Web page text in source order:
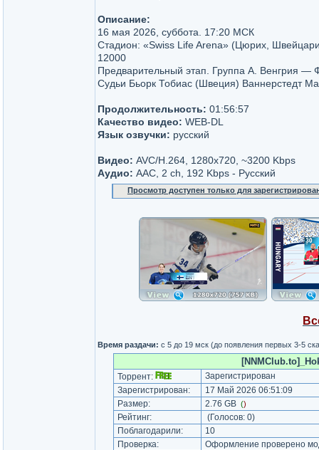
Описание:
16 мая 2026, суббота. 17:20 МСК
Стадион: «Swiss Life Arena» (Цюрих,
12000
Предварительный этап. Группа A. Венгрия —
Судьи Бьорк Тобиас (Швеция) Ваннерстедт
Продолжительность: 01:56:57
Качество видео: WEB-DL
Язык озвучки: русский
Видео: AVC/H.264, 1280x720, ~3200 Kbps
Аудио: AAC, 2 ch, 192 Kbps - Русский
Просмотр доступен только для
Время раздачи: с 5 до 19 мск (до появления первых 3-5
Торрент:
Зарегистрирован
Зарегистрирован:
17 Май 2026 06:51:09
Размер:
2.76 GB ()
Рейтинг: (Голосов: 0)
Поблагодарили:
10
Проверка:
Оформление проверено